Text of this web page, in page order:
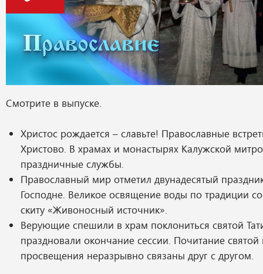
Смотрите в выпуске.
Христос рождается – славьте! Православные
Христово. В храмах и монастырях Калужской
праздничные службы.
Православный мир отметил двунадесятый
Господне. Великое освящение воды по традиции
скиту «Живоносный источник».
Верующие спешили в храм поклониться святой
праздновали окончание сессии. Почитание святой
просвещения неразрывно связаны друг с другом.